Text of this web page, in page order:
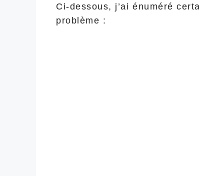
Ci-dessous, j’ai énuméré
problème :